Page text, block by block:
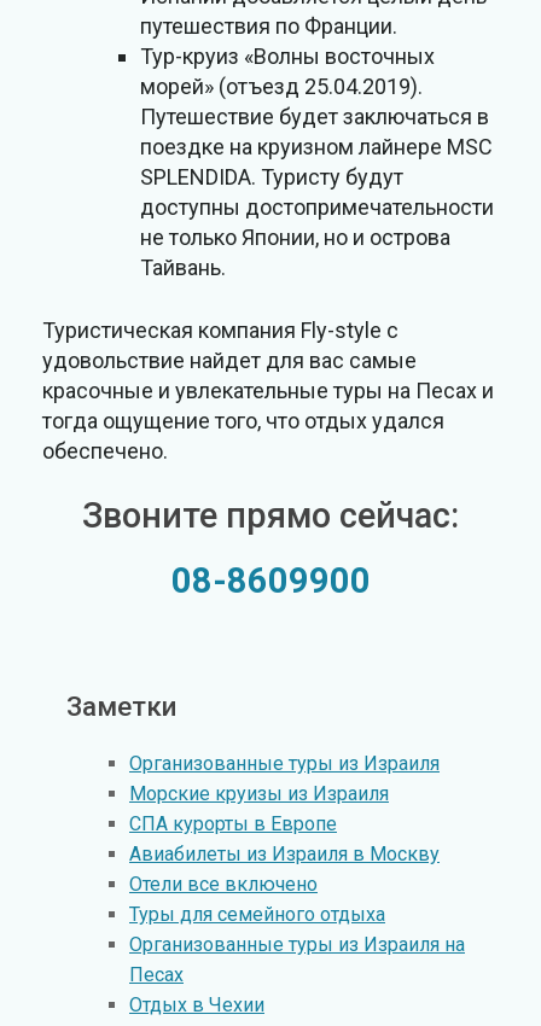
путешествия по Франции.
Тур-круиз «Волны восточных
морей» (отъезд 25.04.2019).
Путешествие будет заключаться в
поездке на круизном лайнере MSC
SPLENDIDA. Туристу будут
доступны достопримечательности
не только Японии, но и острова
Тайвань.
Туристическая компания Fly-style с
удовольствие найдет для вас самые
красочные и увлекательные туры на Песах и
тогда ощущение того, что отдых удался
обеспечено.
Звоните прямо сейчас:
08-8609900
Заметки
Организованные туры из Израиля
Морские круизы из Израиля
СПА курорты в Европе
Авиабилеты из Израиля в Москву
Отели все включено
Туры для семейного отдыха
Организованные туры из Израиля на
Песах
Отдых в Чехии